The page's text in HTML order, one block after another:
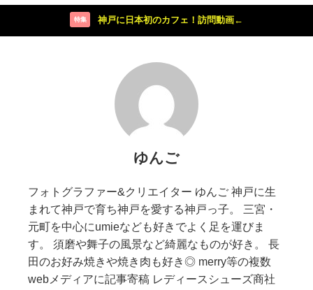
特集 神戸に日本初のカフェ！訪問動画←
ゆんご
フォトグラファー&クリエイター ゆんご 神戸に生
まれて神戸で育ち神戸を愛する神戸っ子。 三宮・
元町を中心にumieなども好きでよく足を運びま
す。 須磨や舞子の風景など綺麗なものが好き。 長
田のお好み焼きや焼き肉も好き◎ merry等の複数
webメディアに記事寄稿 レディースシューズ商社